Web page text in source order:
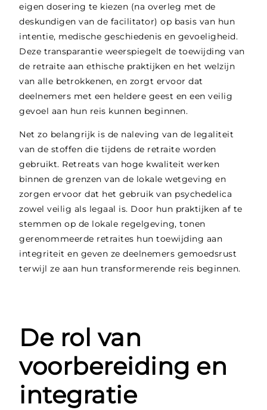
eigen dosering te kiezen (na overleg met de
deskundigen van de facilitator) op basis van hun
intentie, medische geschiedenis en gevoeligheid.
Deze transparantie weerspiegelt de toewijding van
de retraite aan ethische praktijken en het welzijn
van alle betrokkenen, en zorgt ervoor dat
deelnemers met een heldere geest en een veilig
gevoel aan hun reis kunnen beginnen.
Net zo belangrijk is de naleving van de legaliteit
van de stoffen die tijdens de retraite worden
gebruikt. Retreats van hoge kwaliteit werken
binnen de grenzen van de lokale wetgeving en
zorgen ervoor dat het gebruik van psychedelica
zowel veilig als legaal is. Door hun praktijken af te
stemmen op de lokale regelgeving, tonen
gerenommeerde retraites hun toewijding aan
integriteit en geven ze deelnemers gemoedsrust
terwijl ze aan hun transformerende reis beginnen.
De rol van
voorbereiding en
integratie